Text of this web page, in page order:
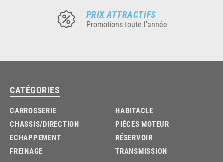
PRIX ATTRACTIFS
Promotions toute l’année
CATÉGORIES
CARROSSERIE
CHASSIS/DIRECTION
ECHAPPEMENT
FREINAGE
HABITACLE
PIÈCES MOTEUR
RÉSERVOIR
TRANSMISSION